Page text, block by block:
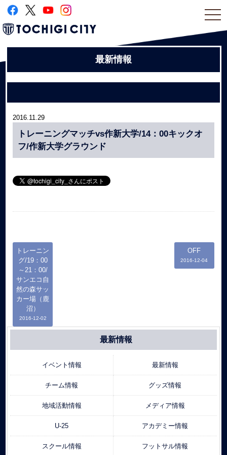
最新情報
2016.11.29
トレーニングマッチvs作新大学/14：00キックオ
フ/作新大学グラウンド
トレーニン
グ/19：00
～21：00/
サンエコ自
然の森サッ
カー場（鹿
沼）
2016-12-02
OFF
2016-12-04
最新情報
イベント情報 最新情報
チーム情報 グッズ情報
地域活動情報 メディア情報
U-25 アカデミー情報
スクール情報 フットサル情報